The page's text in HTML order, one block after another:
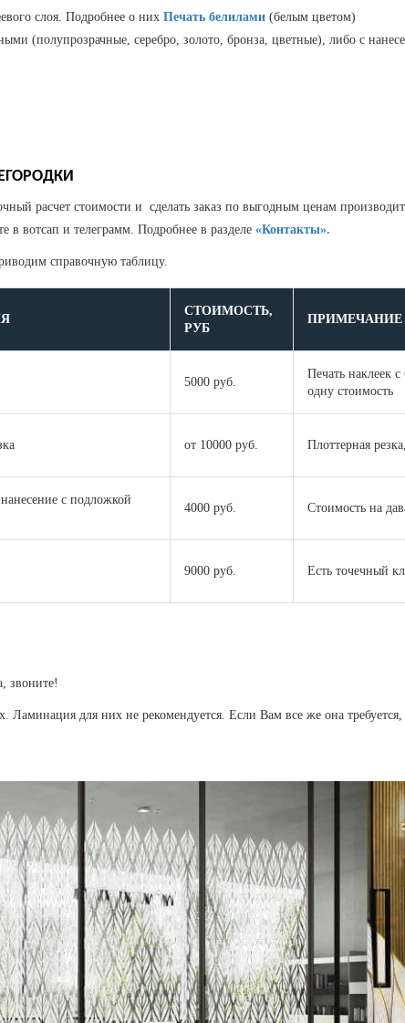
слоя. Подробнее о них Печать белилами (белым цветом)
(полупрозрачные, серебро, золото, бронза, цветные), либо с
расчет стоимости и сделать заказ по выгодным ценам
в вотсап и телеграмм. Подробнее в разделе «Контакты».
справочную таблицу.
СТОИМОСТЬ,
РУБ
ПРИМЕЧАНИЕ
5000 руб.
Печать наклеек
одну стоимость
от 10000 руб. Плоттерная
с подложкой
4000 руб. Стоимость на
9000 руб. Есть точечный
звоните!
Ламинация для них не рекомендуется. Если Вам все же она требуется,